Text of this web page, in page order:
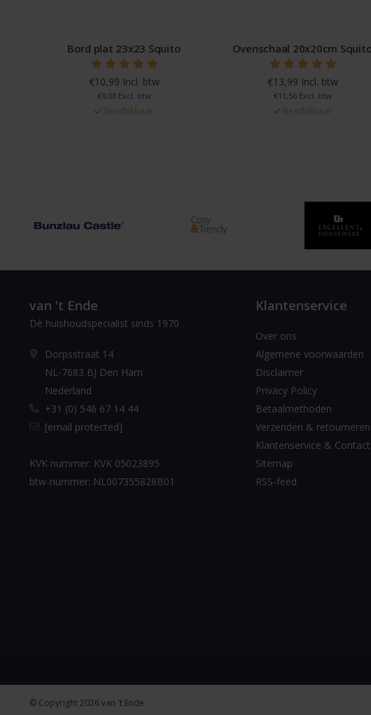
Bord plat 23x23 Squito
€10,99 Incl. btw
€9,08 Excl. btw
Beschikbaar
Ovenschaal 20x20cm
€13,99 Incl. btw
€11,56 Excl. btw
Beschikbaar
van 't Ende
Dè huishoudspecialist sinds 1970
Dorpsstraat 14
NL-7683 BJ Den Ham
Nederland
+31 (0) 546 67 14 44
[email protected]
KVK nummer: KVK 05023895
btw-nummer: NL007355828B01
Klantenservice
Over ons
Algemene voorwaarden
Disclaimer
Privacy Policy
Betaalmethoden
Verzenden & retourneren
Klantenservice & Contact
Sitemap
RSS-feed
© Copyright 2026 van 't Ende